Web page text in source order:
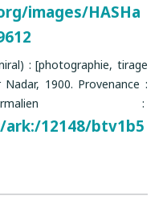
images/HASHa
: [photographie, tirage
1900. Provenance :
:
12148/btv1b5